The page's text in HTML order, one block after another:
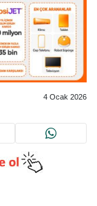
4 Ocak 2026